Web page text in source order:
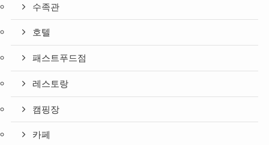
수족관
호텔
패스트푸드점
레스토랑
캠핑장
카페